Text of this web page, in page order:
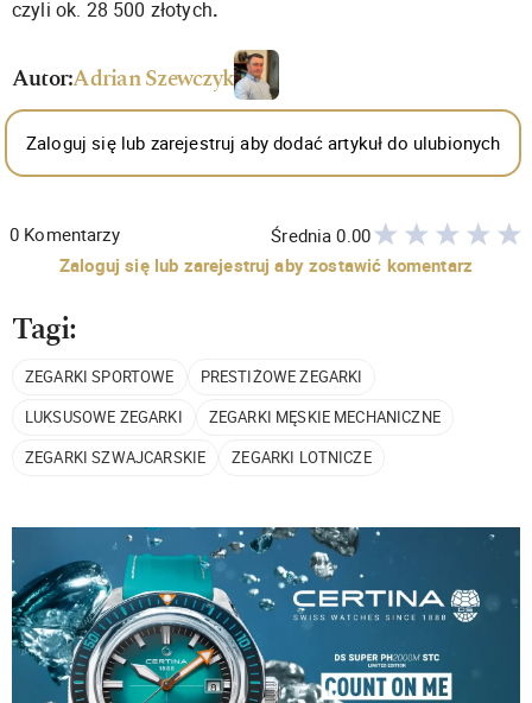
czyli ok. 28 500 złotych.
Autor:Adrian Szewczyk
Zaloguj się lub zarejestruj aby dodać artykuł do ulubionych
0 Komentarzy Średnia0.00
Zaloguj się lub zarejestruj aby zostawić komentarz
Tagi:
ZEGARKI SPORTOWE
PRESTIŻOWE ZEGARKI
LUKSUSOWE ZEGARKI
ZEGARKI MĘSKIE MECHANICZNE
ZEGARKI SZWAJCARSKIE
ZEGARKI LOTNICZE